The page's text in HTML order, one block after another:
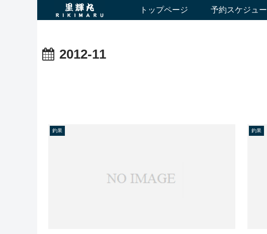
トップページ 予約スケジュ
2012-11
釣果 釣果